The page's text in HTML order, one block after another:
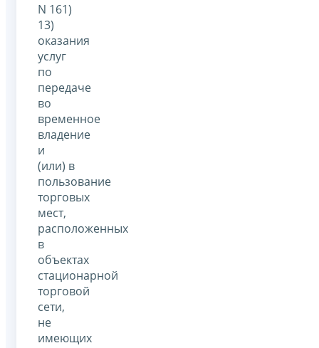
N 161)
13)
оказания
услуг
по
передаче
во
временное
владение
и
(или) в
пользование
торговых
мест,
расположенных
в
объектах
стационарной
торговой
сети,
не
имеющих